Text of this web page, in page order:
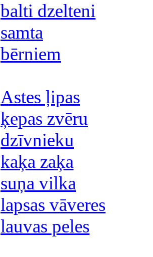
balti dzelteni
samta
bērniem
Astes ļipas
ķepas zvēru
dzīvnieku
kaķa zaķa
suņa vilka
lapsas vāveres
lauvas peles